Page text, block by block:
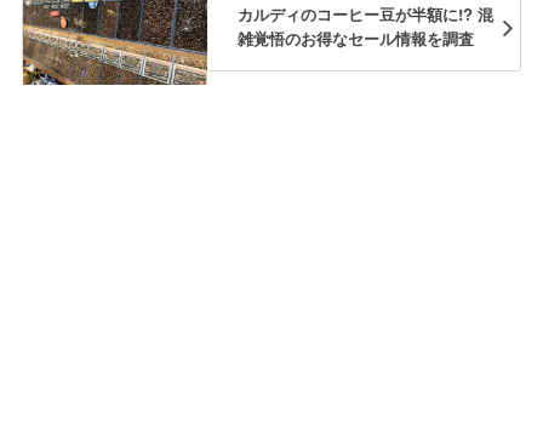
カルディのコーヒー豆が半額に!? 混
雑覚悟のお得なセール情報を調査